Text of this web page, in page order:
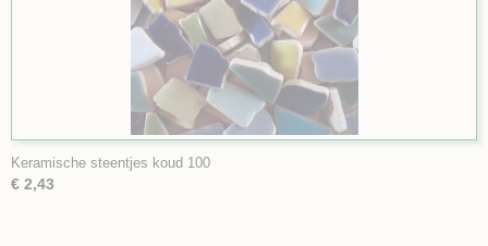
Keramische steentjes koud 100
€ 2,43